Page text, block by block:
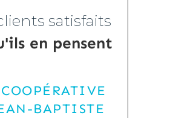
satisfaits
en pensent
BAPTISTE